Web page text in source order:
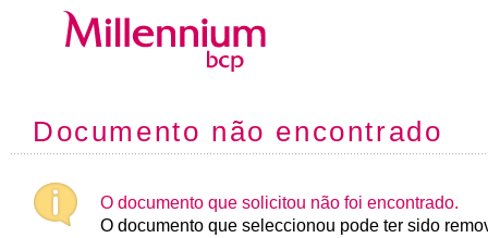
Documento não encontrado
O documento que solicitou não foi encontrado.
O documento que seleccionou pode ter sido